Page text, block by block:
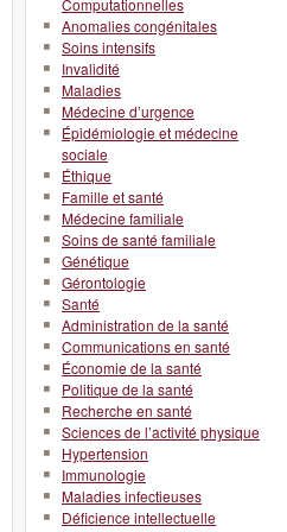
Computationnelles
Anomalies congénitales
Soins intensifs
Invalidité
Maladies
Médecine d’urgence
Épidémiologie et médecine
sociale
Éthique
Famille et santé
Médecine familiale
Soins de santé familiale
Génétique
Gérontologie
Santé
Administration de la santé
Communications en santé
Économie de la santé
Politique de la santé
Recherche en santé
Sciences de l’activité physique
Hypertension
Immunologie
Maladies infectieuses
Déficience intellectuelle